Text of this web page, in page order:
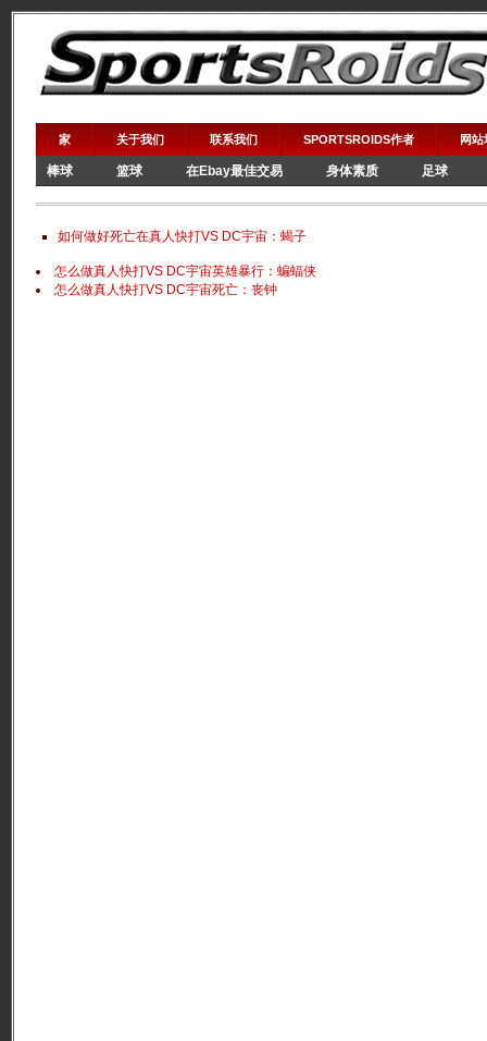
家 关于我们 联系我们 SPORTSROIDS作者 网站
棒球 篮球 在Ebay最佳交易 身体素质 足球
如何做好死亡在真人快打VS DC宇宙：蝎子
怎么做真人快打VS DC宇宙英雄暴行：蝙蝠侠
怎么做真人快打VS DC宇宙死亡：丧钟